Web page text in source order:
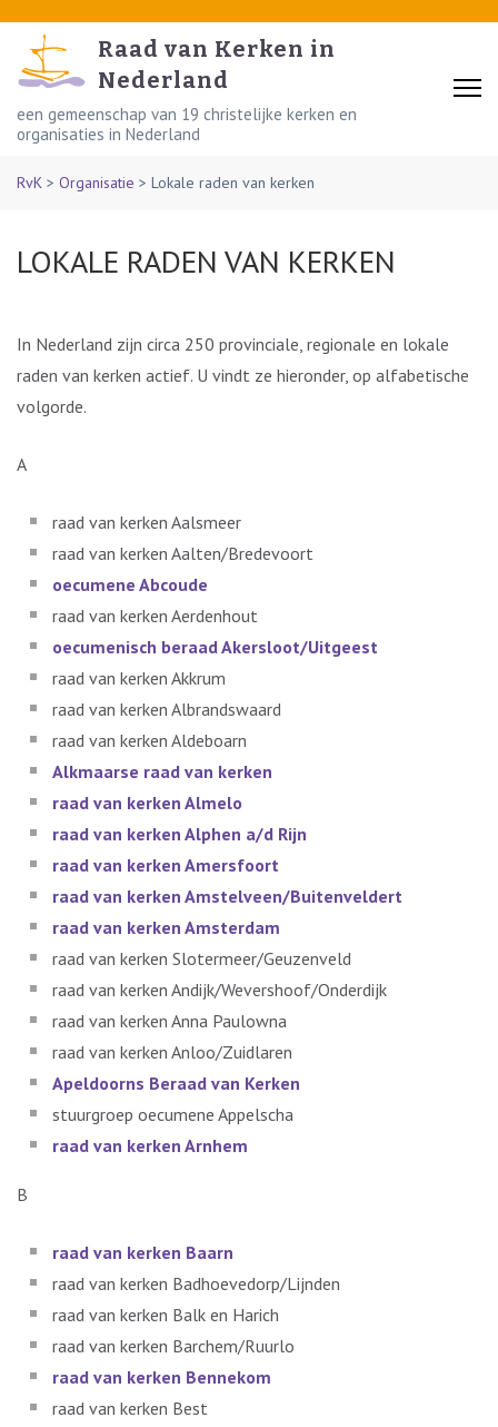
content
(Press
Enter)
Raad van Kerken in
Nederland
een gemeenschap van 19 christelijke kerken en
organisaties in Nederland
RvK > Organisatie > Lokale raden van kerken
LOKALE RADEN VAN KERKEN
In Nederland zijn circa 250 provinciale, regionale en lokale
raden van kerken actief. U vindt ze hieronder, op alfabetische
volgorde.
A
raad van kerken Aalsmeer
raad van kerken Aalten/Bredevoort
oecumene Abcoude
raad van kerken Aerdenhout
oecumenisch beraad Akersloot/Uitgeest
raad van kerken Akkrum
raad van kerken Albrandswaard
raad van kerken Aldeboarn
Alkmaarse raad van kerken
raad van kerken Almelo
raad van kerken Alphen a/d Rijn
raad van kerken Amersfoort
raad van kerken Amstelveen/Buitenveldert
raad van kerken Amsterdam
raad van kerken Slotermeer/Geuzenveld
raad van kerken Andijk/Wevershoof/Onderdijk
raad van kerken Anna Paulowna
raad van kerken Anloo/Zuidlaren
Apeldoorns Beraad van Kerken
stuurgroep oecumene Appelscha
raad van kerken Arnhem
B
raad van kerken Baarn
raad van kerken Badhoevedorp/Lijnden
raad van kerken Balk en Harich
raad van kerken Barchem/Ruurlo
raad van kerken Bennekom
raad van kerken Best